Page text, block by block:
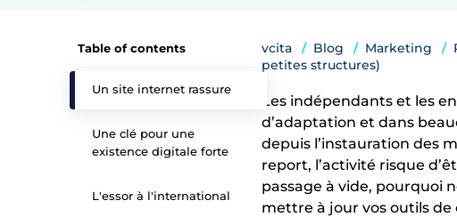
Table of contents
Un site internet rassure
Une clé pour une
existence digitale forte
L'essor à l'international
vcita Blog Marketing
petites structures)
Les indépendants et les
d’adaptation et dans
depuis l’instauration des
report, l’activité risque
passage à vide, pourquoi
mettre à jour vos outils